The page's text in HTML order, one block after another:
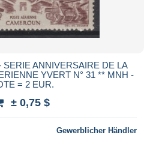
ANNIVERSAIRE DE LA
YVERT N° 31 ** MNH -
= 2 EUR.
± 0,75 $
Gewerblicher Händler